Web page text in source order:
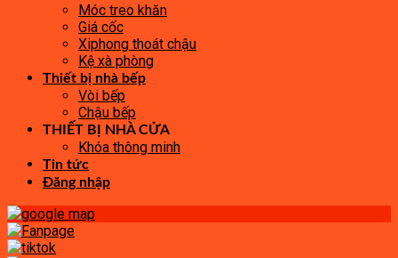
Móc treo khăn
Giá cốc
Xiphong thoát chậu
Kệ xà phòng
Thiết bị nhà bếp
Vòi bếp
Chậu bếp
THIẾT BỊ NHÀ CỬA
Khóa thông minh
Tin tức
Đăng nhập